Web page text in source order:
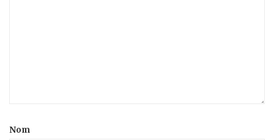
Nom